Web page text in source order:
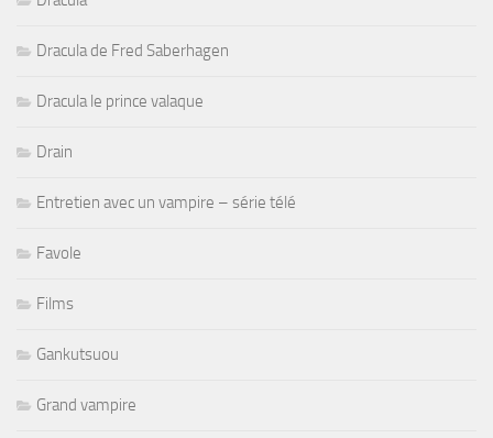
Dracula de Fred Saberhagen
Dracula le prince valaque
Drain
Entretien avec un vampire – série télé
Favole
Films
Gankutsuou
Grand vampire